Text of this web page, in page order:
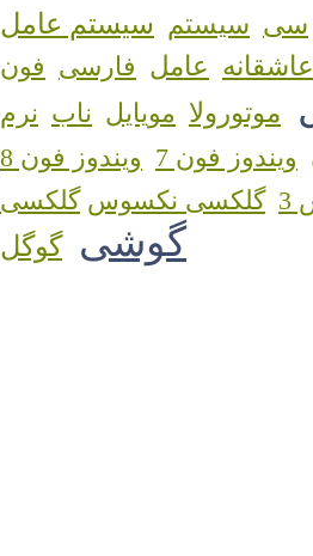
سی سیستم سیستم عامل
عاشقانه عامل فارسی فون
موتورولا مویایل ناب نرم
ویندوز فون 7
ویندوز فون 8
گلکسی نکسوس
گوشی گوگل